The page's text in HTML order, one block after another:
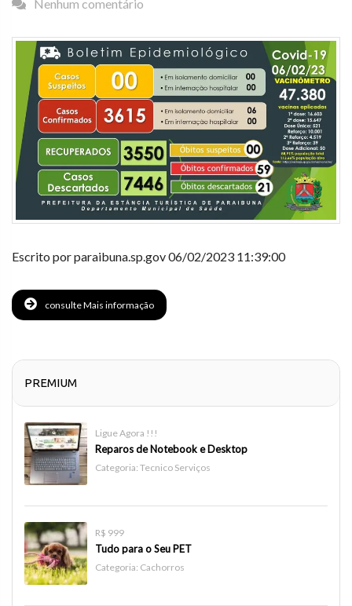
Nenhum comentário
Escrito por paraibuna.sp.gov 06/02/2023 11:39:00
consulte Mais informação
PREMIUM
Ligue Agora !!!
Reparos de Notebook e Desktop
Categoria: Tecnico Serviços
R$ 999
Tudo para o Seu PET
Categoria: Cachorros